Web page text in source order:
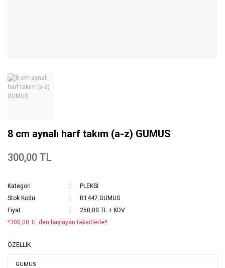
8 cm aynalı harf takım (a-z) GUMUS
300,00 TL
Kategori
PLEKSİ
Stok Kodu
B1447.GUMUS
Fiyat
250,00 TL + KDV
*300,00 TL den başlayan taksitlerle!!
ÖZELLİK